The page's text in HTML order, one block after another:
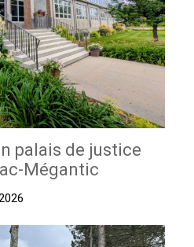
palais de justice
Mégantic